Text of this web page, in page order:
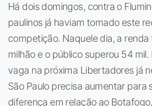
Há dois domingos, contra o
paulinos já haviam tomado este
competição. Naquele dia, a renda
milhão e o público superou 54
vaga na próxima Libertadores já
São Paulo precisa aumentar para
diferença em relação ao